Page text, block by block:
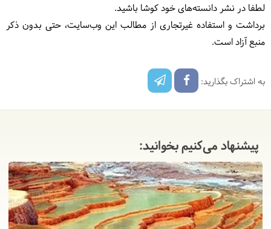
لطفا در نشر دانسته‌های خود کوشا باشید.
برداشت و استفاده غیرتجاری از مطالب این وب‌سایت، حتی بدون ذکر
منبع آزاد است.
به اشتراک بگذارید:
پیشنهاد می‌کنیم بخوانید: